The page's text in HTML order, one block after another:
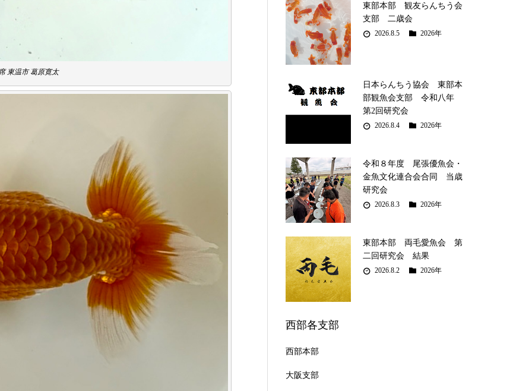
東温市 葛原寛太
東部本部 観友らんちう会
支部 二歳会
2026.8.5 2026年
日本らんちう協会 東部本
部観魚会支部 令和八年
第2回研究会
2026.8.4 2026年
令和８年度 尾張優魚会・
金魚文化連合会合同 当歳
研究会
2026.8.3 2026年
東部本部 両毛愛魚会 第
二回研究会 結果
2026.8.2 2026年
西部各支部
西部本部
大阪支部